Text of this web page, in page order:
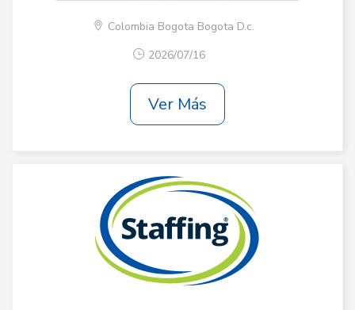
Colombia Bogota Bogota D.c.
2026/07/16
Ver Más